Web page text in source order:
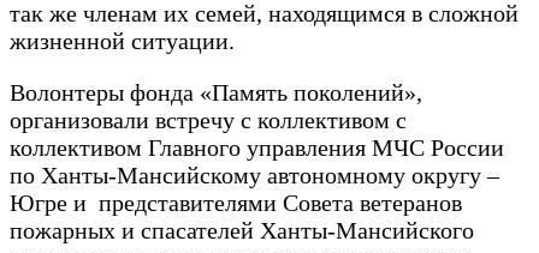
так же членам их семей, находящимся в сложной
жизненной ситуации.
Волонтеры фонда «Память поколений»,
организовали встречу с коллективом с
коллективом Главного управления МЧС России
по Ханты-Мансийскому автономному округу –
Югре и представителями Совета ветеранов
пожарных и спасателей Ханты-Мансийского